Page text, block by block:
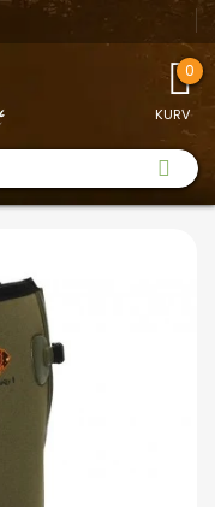
KURV